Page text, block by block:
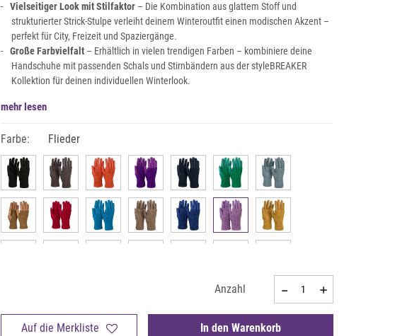
Vielseitiger Look mit Stilfaktor– Die Kombination aus glattem Stoff und
strukturierter Strick-Stulpe verleiht deinem Winteroutfit einen modischen Akzent –
perfekt für City, Freizeit und Spaziergänge.
Große Farbvielfalt– Erhältlich in vielen trendigen Farben – kombiniere deine
Handschuhe mit passenden Schals und Stirnbändern aus der styleBREAKER
Kollektion für deinen individuellen Winterlook.
mehr lesen
Farbe: Flieder
Anzahl
Auf die Merkliste In den Warenkorb